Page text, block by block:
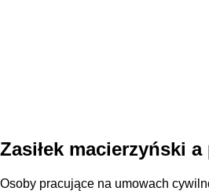
Zasiłek macierzyński
Osoby pracujące na umowach